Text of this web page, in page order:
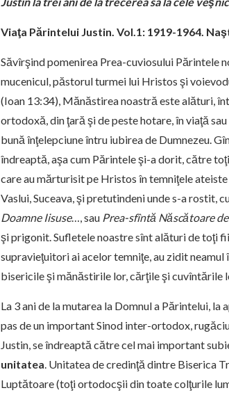
Viaţa Părintelui Justin. Vol.1: 1919-1964.
Săvîrşind pomenirea Prea-cuviosului Părintele
mucenicul, păstorul turmei lui Hristos şi
(Ioan 13:34), Mănăstirea noastră este alături,
ortodoxă, din ţară şi de peste hotare, în viaţă
bună înţelepciune întru iubirea de Dumnezeu.
îndreaptă, aşa cum Părintele şi-a dorit, către
care au mărturisit pe Hristos în temniţele
Vaslui, Suceava, şi pretutindeni unde s-a rostit,
Doamne Iisuse…, sau Prea-sfîntă Născătoare
şi prigonit. Sufletele noastre sînt alături de toţi
supravieţuitori ai acelor temniţe, au zidit
bisericile şi mănăstirile lor, cărţile şi cuvîntările
La 3 ani de la mutarea la Domnul a Părintelui,
pas de un important Sinod inter-ortodox,
Justin, se îndreaptă către cel mai important
unitatea. Unitatea de credinţă dintre Biserica
Luptătoare (toţi ortodocşii din toate colţurile